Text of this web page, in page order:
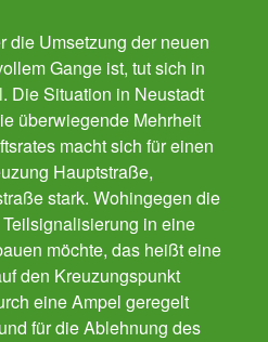
die Umsetzung der neuen
Gange ist, tut sich in
Die Situation in Neustadt
überwiegende Mehrheit
macht sich für einen
Hauptstraße,
stark. Wohingegen die
in eine
möchte, das heißt eine
den Kreuzungspunkt
eine Ampel geregelt
für die Ablehnung des